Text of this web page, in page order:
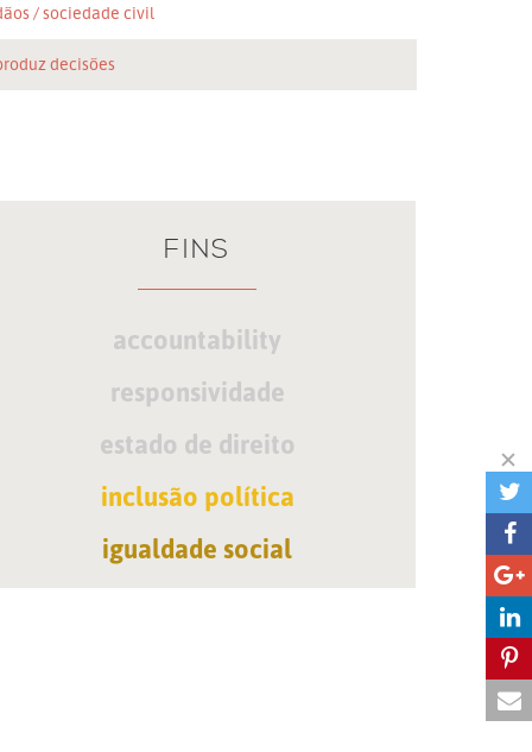
sociedade civil
decisões
FINS
accountability
responsividade
estado de direito
inclusão política
igualdade social